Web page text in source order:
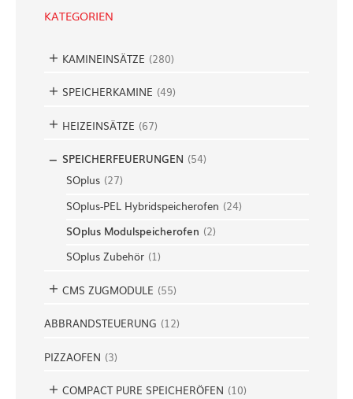
KATEGORIEN
KAMINEINSÄTZE (280)
SPEICHERKAMINE (49)
HEIZEINSÄTZE (67)
SPEICHERFEUERUNGEN (54)
SOplus (27)
SOplus-PEL Hybridspeicherofen (24)
SOplus Modulspeicherofen (2)
SOplus Zubehör (1)
CMS ZUGMODULE (55)
ABBRANDSTEUERUNG (12)
PIZZAOFEN (3)
COMPACT PURE SPEICHERÖFEN (10)